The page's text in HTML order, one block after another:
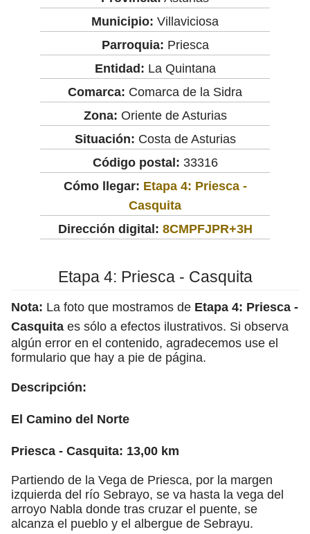
Municipio: Villaviciosa
Parroquia: Priesca
Entidad: La Quintana
Comarca: Comarca de la Sidra
Zona: Oriente de Asturias
Situación: Costa de Asturias
Código postal: 33316
Cómo llegar: Etapa 4: Priesca -
Casquita
Dirección digital: 8CMPFJPR+3H
Etapa 4: Priesca - Casquita
Nota: La foto que mostramos de Etapa 4: Priesca -
Casquita es sólo a efectos ilustrativos. Si observa
algún error en el contenido, agradecemos use el
formulario que hay a pie de página.
Descripción:
El Camino del Norte
Priesca - Casquita: 13,00 km
Partiendo de la Vega de Priesca, por la margen
izquierda del río Sebrayo, se va hasta la vega del
arroyo Nabla donde tras cruzar el puente, se
alcanza el pueblo y el albergue de Sebrayu.